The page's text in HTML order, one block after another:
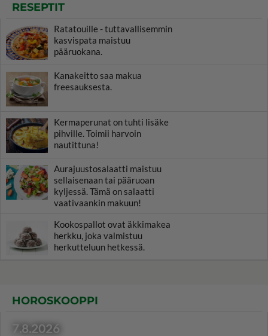
RESEPTIT
Ratatouille - tuttavallisemmin
kasvispata maistuu
pääruokana.
Kanakeitto saa makua
freesauksesta.
Kermaperunat on tuhti lisäke
pihville. Toimii harvoin
nautittuna!
Aurajuustosalaatti maistuu
sellaisenaan tai pääruoan
kyljessä. Tämä on salaatti
vaativaankin makuun!
Kookospallot ovat äkkimakea
herkku, joka valmistuu
herkutteluun hetkessä.
HOROSKOOPPI
7.8.2026